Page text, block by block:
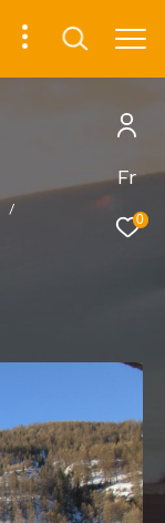
Fr
0